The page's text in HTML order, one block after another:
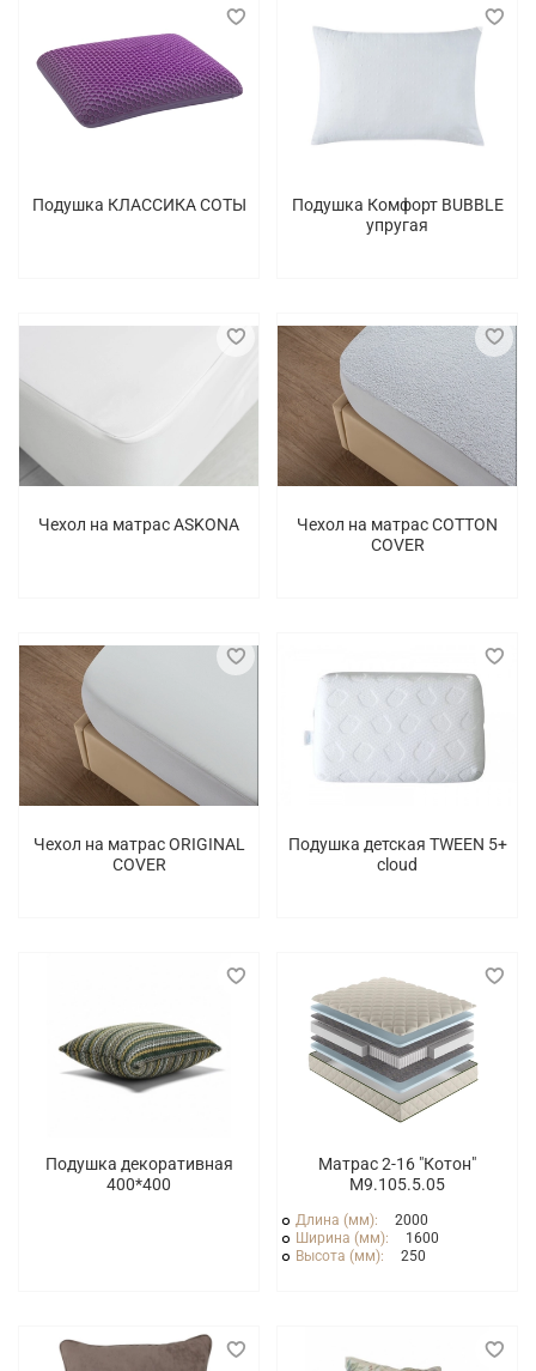
Подушка КЛАССИКА СОТЫ
Подушка Комфорт BUBBLE
упругая
Чехол на матрас ASKONA
Чехол на матрас COTTON
COVER
Чехол на матрас ORIGINAL
COVER
Подушка детская TWEEN 5+
cloud
Подушка декоративная
400*400
Матрас 2-16 "Котон"
М9.105.5.05
Длина (мм):
2000
Ширина (мм):
1600
Высота (мм):
250